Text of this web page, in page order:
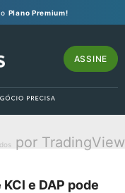
Plano Premium!
ASSINE
por TradingView
e DAP pode